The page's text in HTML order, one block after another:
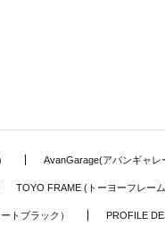
AvanGarage(アバンギャレ
TOYO FRAME (トーヨーフレー
トブラック） PROFILE